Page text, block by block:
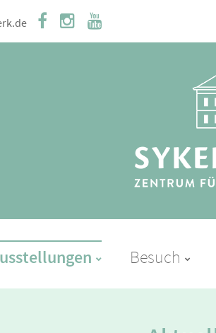
Besuch